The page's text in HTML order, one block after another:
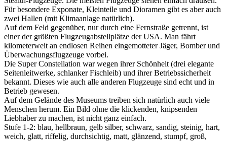
Für besondere Exponate, Kleinteile und Dioramen gibt es aber auch
zwei Hallen (mit Klimaanlage natürlich).
Auf dem Feld gegenüber, nur durch eine Fernstraße getrennt, ist
einer der größten Flugzeugabstellplätze der USA. Man fährt
kilometerweit an endlosen Reihen eingemotteter Jäger, Bomber und
Überwachungsflugzeuge vorbei.
Die Super Constellation war wegen ihrer Schönheit (drei elegante
Seitenleitwerke, schlanker Fischleib) und ihrer Betriebssicherheit
bekannt. Dieses wie auch alle anderen Flugzeuge sind echt und in
Betrieb gewesen.
Auf dem Gelände des Museums treiben sich natürlich auch viele
Menschen herum. Ein Bild ohne die klickenden, knipsenden
Liebhaber zu machen, ist nicht ganz einfach.
Stufe 1-2: blau, hellbraun, gelb silber, schwarz, sandig, steinig, hart,
weich, glatt, riffelig, durchsichtig, matt, glänzend, stumpf, groß,